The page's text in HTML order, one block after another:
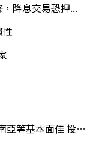
降息交易恐押...
性
基本面佳 投信大買